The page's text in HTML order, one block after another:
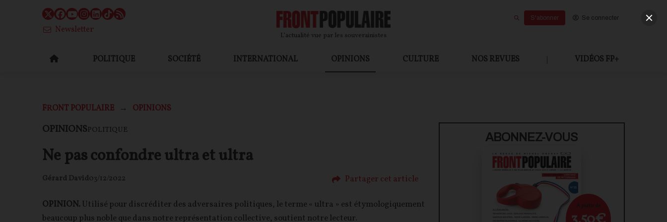
Newsletter
L’actualité vue par les souverainistes
S'abonner Se connecter
POLITIQUE SOCIÉTÉ INTERNATIONAL OPINIONS CULTURE NOS REVUES | VIDÉOS FP+
FRONT POPULAIRE OPINIONS
OPINIONSPOLITIQUE
Ne pas confondre ultra et ultra
Gérard David03/12/2022 Partager cet article
OPINION.Utilisé pour discréditer des adversaires politiques, le terme « ultra » est étymologiquement
beaucoup plus noble que dans notre représentation collective, soutient notre lecteur.
ABONNEZ-VOUS
À partir de